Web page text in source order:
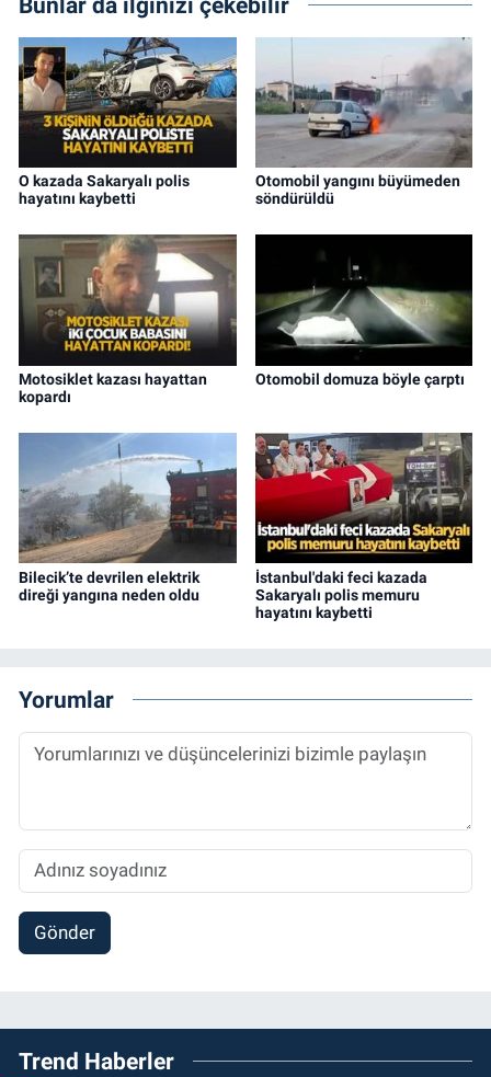
O kazada Sakaryalı polis
hayatını kaybetti
Otomobil yangını büyümeden
söndürüldü
Motosiklet kazası hayattan
kopardı
Otomobil domuza böyle çarptı
Bilecik’te devrilen elektrik
direği yangına neden oldu
İstanbul'daki feci kazada
Sakaryalı polis memuru
hayatını kaybetti
Yorumlar
Gönder
Trend Haberler